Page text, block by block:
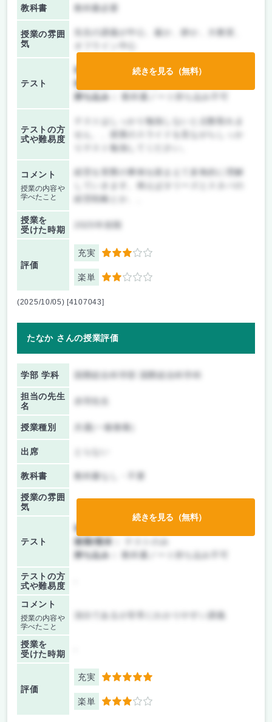
教科書 教科書必要
授業の雰囲
気
先生の講義が中心、厳か、静か、大教室、
テスト
前期/中間：
テストのみ
後期/期末：
持ち込み：
教科書ノート持ち込み不可
テストの方
式や難易度
テストはしっかり勉強しないと点数取れま
りテスト勉強してください。
コメント
授業の内容や
学べたこと
経営を実際の事例を踏まえて多角的に理解
経営戦略とか、、
授業を
受けた時期
評価
充実 3
楽単 2
続きを見る（無料）
(2025/10/05) [4107043]
たなか さんの授業評価
学部 学科 国際総合科学部 国際総合科学科
担当の先生
名
授業種別 共通(一般教養)
出席
教科書 教科書なし・不要
授業の雰囲
気
テスト
前期/中間：
後期/期末：
持ち込み：
教科書ノート持ち込み不可
テストの方
式や難易度
コメント
授業の内容や
学べたこと
淡白であるが非常にわかりやすい講義
授業を
受けた時期
評価
充実 5
楽単 3
続きを見る（無料）